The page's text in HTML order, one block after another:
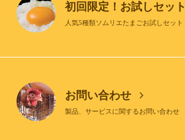
初回限定！お試しセット
人気5種類ソムリエたまごお試しセット
お問い合わせ
製品、サービスに関するお問い合わせ